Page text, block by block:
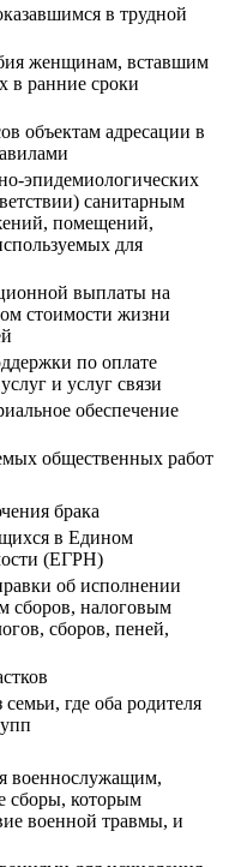
в трудной
женщинам, вставшим
в ранние сроки
объектам адресации в
эпидемиологических
санитарным
помещений,
для
выплаты на
стоимости жизни
по оплате
и услуг связи
обеспечение
общественных работ
брака
в Едином
(ЕГРН)
об исполнении
сборов, налоговым
сборов, пеней,
где оба родителя
военнослужащим,
сборы, которым
военной травмы, и